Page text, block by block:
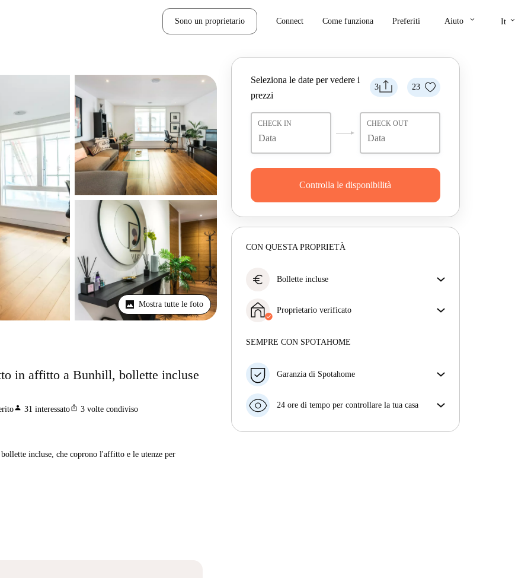
Sono un proprietario Connect Come funziona Preferiti Aiuto keyboard_arrow_down It keyboard_arrow_down
Mostra tutte le foto
in affitto a Bunhill, bollette incluse
person 31 interessatoios_share 3 volte condiviso
incluse, che coprono l'affitto e le utenze per
3 23
Seleziona le date per vedere i
prezzi
CHECK IN CHECK OUT
Controlla le disponibilità
CON QUESTA PROPRIETÀ
euro Bollette incluse
incluse, che coprono l'affitto e le utenze per
un'esperienza di affitto senza problemi.
Proprietario verificato
Maggiori informazioni su questo locatore
SEMPRE CON SPOTAHOME
Garanzia di Spotahome
con breve preavviso, noi A) ti pagheremo un hotel e
B) ti rimborseremo totalmente
24 ore di tempo per controllare la tua casa